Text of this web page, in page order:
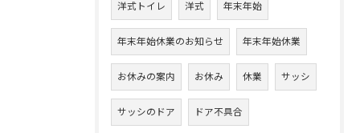
洋式トイレ 洋式 年末年始
年末年始休業のお知らせ 年末年始休業
お休みの案内 お休み 休業 サッシ
サッシのドア ドア不具合